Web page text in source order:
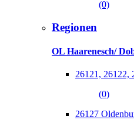
(0)
Regionen
OL Haarenesch/
26121, 26122,
(0)
26127